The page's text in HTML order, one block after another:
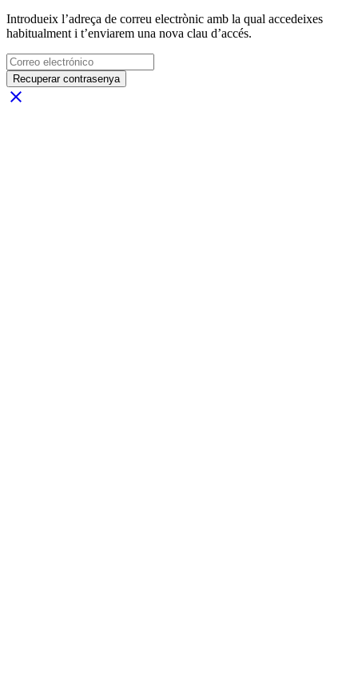
Introdueix l’adreça de correu electrònic amb la qual accedeixes
habitualment i t’enviarem una nova clau d’accés.
Recuperar contrasenya
close